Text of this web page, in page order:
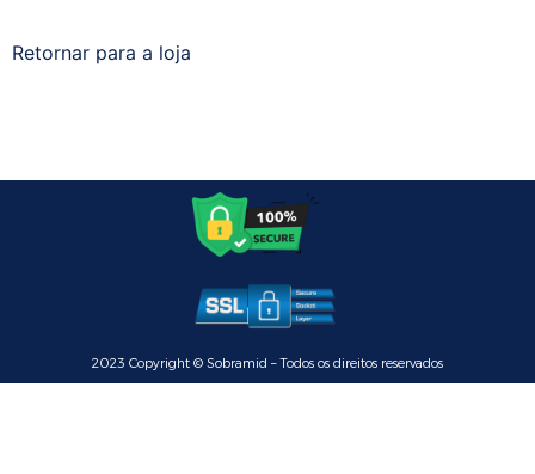
Retornar para a loja
2023 Copyright © Sobramid – Todos os direitos reservados